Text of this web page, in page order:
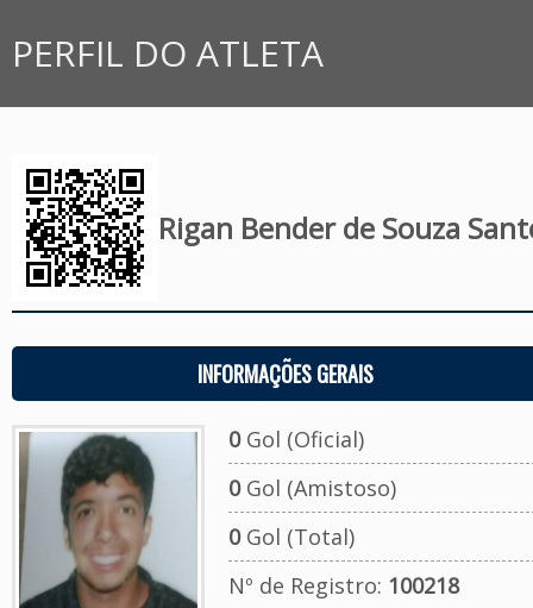
PERFIL DO ATLETA
Rigan Bender de Souza
INFORMAÇÕES GERAIS
0Gol (Oficial)
0Gol (Amistoso)
0Gol (Total)
Nº de Registro: 100218